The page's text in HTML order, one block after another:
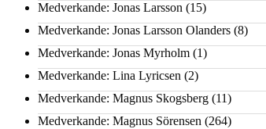
Medverkande: Jonas Larsson (15)
Medverkande: Jonas Larsson Olanders (8)
Medverkande: Jonas Myrholm (1)
Medverkande: Lina Lyricsen (2)
Medverkande: Magnus Skogsberg (11)
Medverkande: Magnus Sörensen (264)